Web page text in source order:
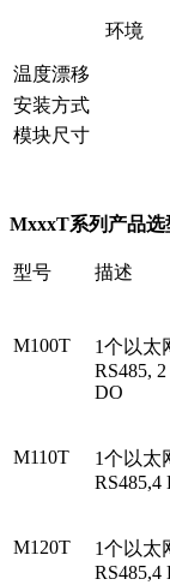
环境
温度漂移
安装方式
模块尺寸
MxxxT系列 产品选
型号 描述
M100T
1个以太
RS485,
DO
M110T
1个以太
RS485,4
M120T
1个以太
RS485,4